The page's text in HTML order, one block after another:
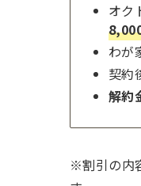
オク
わが
契約
解約
※割引の内